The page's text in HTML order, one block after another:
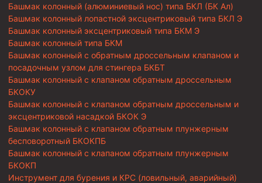
Башмак колонный (алюминиевый нос) типа БКЛ (БК Ал)
Башмак колонный лопастной эксцентриковый типа БКЛ Э
Башмак колонный эксцентриковый типа БКМ Э
Башмак колонный типа БКМ
Башмак колонный с обратным дроссельным клапаном и
посадочным узлом для стингера БКБТ
Башмак колонный с клапаном обратным дроссельным
БКОКУ
Башмак колонный с клапаном обратным дроссельным и
эксцентриковой насадкой БКОК Э
Башмак колонный с клапаном обратным плунжерным
бесповоротный БКОКПБ
Башмак колонный с клапаном обратным плунжерным
БКОКП
Инструмент для бурения и КРС (ловильный, аварийный)